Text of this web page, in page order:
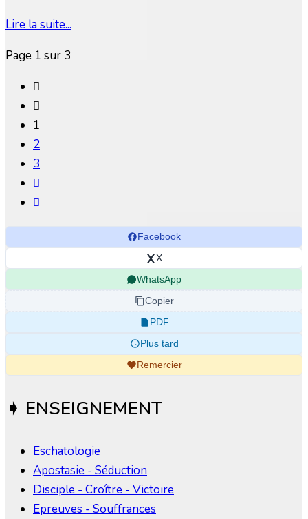
Lire la suite...
Page 1 sur 3
1
2
3
Facebook
X
WhatsApp
Copier
PDF
Plus tard
Remercier
➧ ENSEIGNEMENT
Eschatologie
Apostasie - Séduction
Disciple - Croître - Victoire
Epreuves - Souffrances